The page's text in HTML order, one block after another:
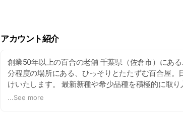
アカウント紹介
創業50年以上の百合の老舗 千葉県（佐倉市）にあ
分程度の場所にある、ひっそりとたたずむ百合屋
けいたします。 最新新種や希少品種を積極的に取
楽しんで頂けるようにしています。なるべく蕾の
...See more